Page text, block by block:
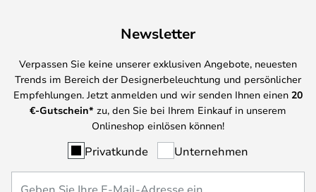
Newsletter
Verpassen Sie keine unserer exklusiven Angebote, neuesten
Trends im Bereich der Designerbeleuchtung und persönlicher
Empfehlungen. Jetzt anmelden und wir senden Ihnen einen 20
€-Gutschein* zu, den Sie bei Ihrem Einkauf in unserem
Onlineshop einlösen können!
Privatkunde Unternehmen